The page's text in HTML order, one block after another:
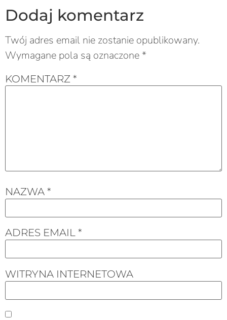
Dodaj komentarz
Twój adres email nie zostanie opublikowany.
Wymagane pola są oznaczone*
KOMENTARZ *
NAZWA *
ADRES EMAIL *
WITRYNA INTERNETOWA